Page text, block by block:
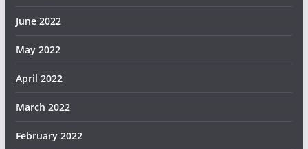
June 2022
May 2022
April 2022
March 2022
February 2022